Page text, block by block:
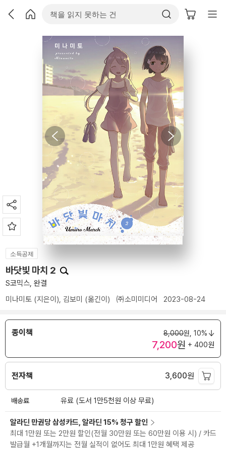
소득공제
바닷빛 마치 2
S코믹스, 완결
미나미토 (지은이), 김보미 (옮긴이) ㈜소미미디어 2023-08-24
종이책 8,000원, 10%
7,200원 + 400원
전자책 3,600원
배송료 유료 (도서 1만5천원 이상 무료)
알라딘 만권당 삼성카드, 알라딘 15% 청구 할인
최대 1만원 또는 2만원 할인(전월 30만원 또는 60만원 이용 시) / 카드
발급월 +1개월까지는 전월 실적이 없어도 최대 1만원 혜택 제공